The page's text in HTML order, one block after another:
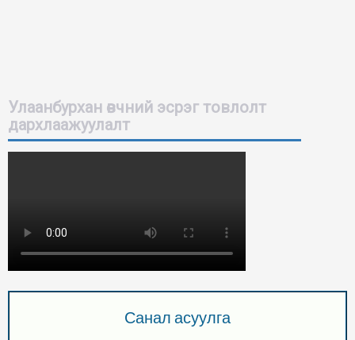
Улаанбурхан өвчний эсрэг товлолт
дархлаажуулалт
Санал асуулга